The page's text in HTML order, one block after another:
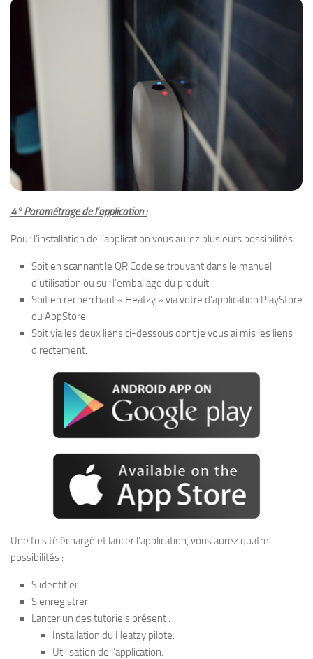
4° Paramétrage de l’application :
Pour l’installation de l’application vous aurez plusieurs possibilités :
Soit en scannant le QR Code se trouvant dans le manuel
d’utilisation ou sur l’emballage du produit.
Soit en recherchant « Heatzy » via votre d’application PlayStore
ou AppStore.
Soit via les deux liens ci-dessous dont je vous ai mis les liens
directement.
Une fois téléchargé et lancer l’application, vous aurez quatre
possibilités :
S’identifier.
S’enregistrer.
Lancer un des tutoriels présent :
Installation du Heatzy pilote.
Utilisation de l’application.